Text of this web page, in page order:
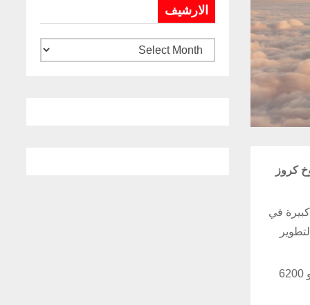
أولية لصاروخ كروز
في
وتنطلق الأسلحة التي تفوق سرعتها سرعة الصوت في الغلاف الجوي العلوي بسرعات تزيد على خمسة أضعاف سرعة الصوت، أو نحو 6200
الارشيف